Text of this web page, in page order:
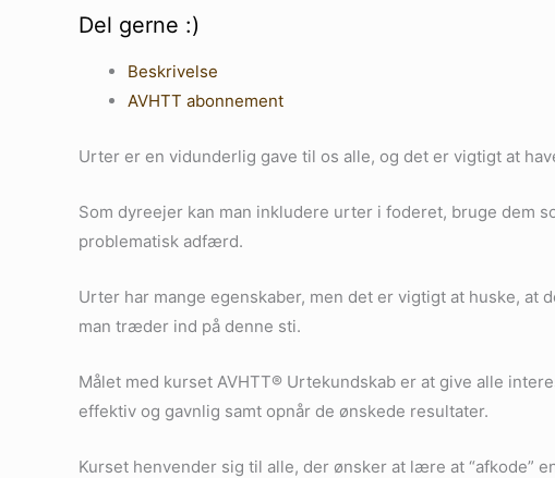
Del gerne :)
Beskrivelse
AVHTT abonnement
Urter er en vidunderlig gave til os alle, og det er vigtigt at
Som dyreejer kan man inkludere urter i foderet, bruge dem
problematisk adfærd.
Urter har mange egenskaber, men det er vigtigt at huske,
man træder ind på denne sti.
Målet med kurset AVHTT® Urtekundskab er at give alle
effektiv og gavnlig samt opnår de ønskede resultater.
Kurset henvender sig til alle, der ønsker at lære at “afkode”